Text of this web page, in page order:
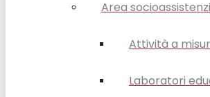
Area
Attività a
Laboratori